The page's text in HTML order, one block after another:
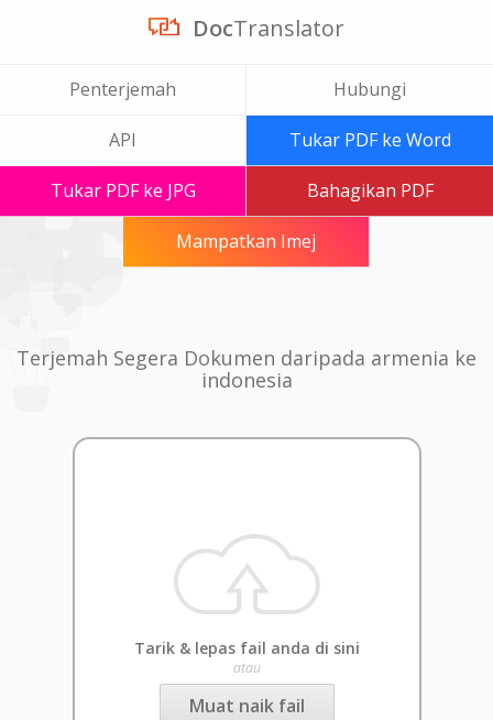
DocTranslator
Penterjemah Hubungi
API Tukar PDF ke Word
Tukar PDF ke JPG Bahagikan PDF
Mampatkan Imej
Terjemah Segera Dokumen daripada armenia ke
indonesia
Tarik & lepas fail anda di sini
atau
Muat naik fail